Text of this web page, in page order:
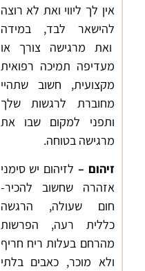
אין לך ליווי ואת לא רוצה
להישאר לבד, במידה
ואת מרגישה צורך או
מעדיפה תמיכה רפואית
מקצועית, חשוב שתהיי
מחוברת לרגשות שלך
ותפני למקום שבו את
מרגישה בטוחה.
זיהום – לזיהום יש סימני
אזהרה שחשוב להכיר-
חום שעולה, הרגשה
כללית רעה, הפרשות
מהרחם בעלות ריח חריף
ולא מוכר, כאבים בלתי